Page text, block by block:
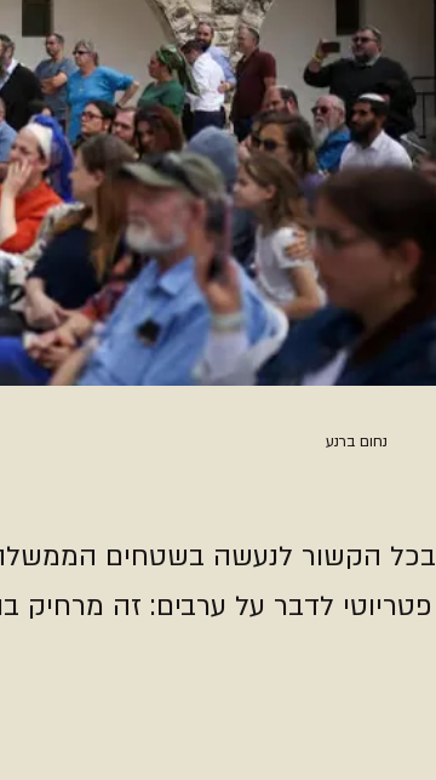
נחום ברנע
בכל הקשור לנעשה בשטחים הממשלה
פטריוטי לדבר על ערבים: זה מרחיק